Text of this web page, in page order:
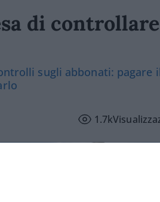
di
sugli abbonati: pagare
1.7k